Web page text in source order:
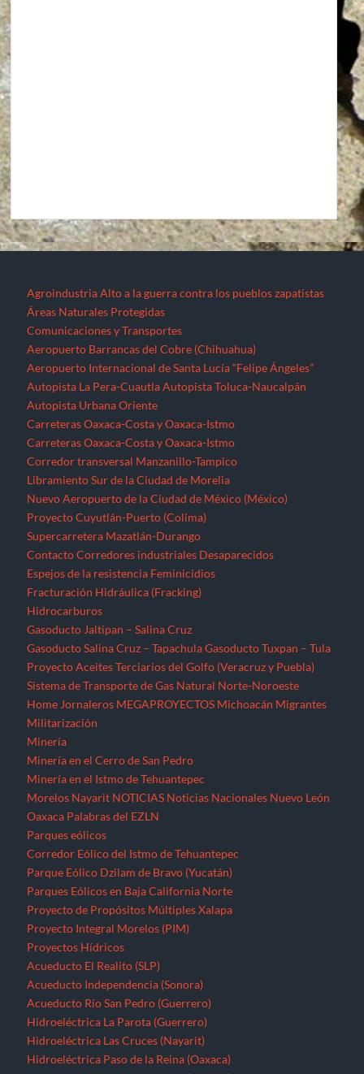
Agroindustria Alto a la guerra contra los pueblos zapatistas
Áreas Naturales Protegidas
Comunicaciones y Transportes
Aeropuerto Barrancas del Cobre (Chihuahua)
Aeropuerto Internacional de Santa Lucía “Felipe Ángeles”
Autopista La Pera-Cuautla Autopista Toluca-Naucalpán
Autopista Urbana Oriente
Carreteras Oaxaca-Costa y Oaxaca-Istmo
Carreteras Oaxaca-Costa y Oaxaca-Istmo
Corredor transversal Manzanillo-Tampico
Libramiento Sur de la Ciudad de Morelia
Nuevo Aeropuerto de la Ciudad de México (México)
Proyecto Cuyutlán-Puerto (Colima)
Supercarretera Mazatlán-Durango
Contacto Corredores industriales Desaparecidos
Espejos de la resistencia Feminicidios
Fracturación Hidráulica (Fracking)
Hidrocarburos
Gasoducto Jaltipan – Salina Cruz
Gasoducto Salina Cruz – Tapachula Gasoducto Tuxpan – Tula
Proyecto Aceites Terciarios del Golfo (Veracruz y Puebla)
Sistema de Transporte de Gas Natural Norte-Noroeste
Home Jornaleros MEGAPROYECTOS Michoacán Migrantes
Militarización
Minería
Minería en el Cerro de San Pedro
Minería en el Istmo de Tehuantepec
Morelos Nayarit NOTICIAS Noticias Nacionales Nuevo León
Oaxaca Palabras del EZLN
Parques eólicos
Corredor Eólico del Istmo de Tehuantepec
Parque Eólico Dzilam de Bravo (Yucatán)
Parques Eólicos en Baja California Norte
Proyecto de Propósitos Múltiples Xalapa
Proyecto Integral Morelos (PIM)
Proyectos Hídricos
Acueducto El Realito (SLP)
Acueducto Independencia (Sonora)
Acueducto Río San Pedro (Guerrero)
Hidroeléctrica La Parota (Guerrero)
Hidroeléctrica Las Cruces (Nayarit)
Hidroeléctrica Paso de la Reina (Oaxaca)